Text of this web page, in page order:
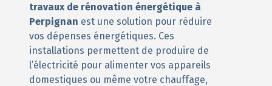
travaux de rénovation énergétique à
Perpignan est une solution pour réduire
vos dépenses énergétiques. Ces
installations permettent de produire de
l’électricité pour alimenter vos appareils
domestiques ou même votre chauffage,